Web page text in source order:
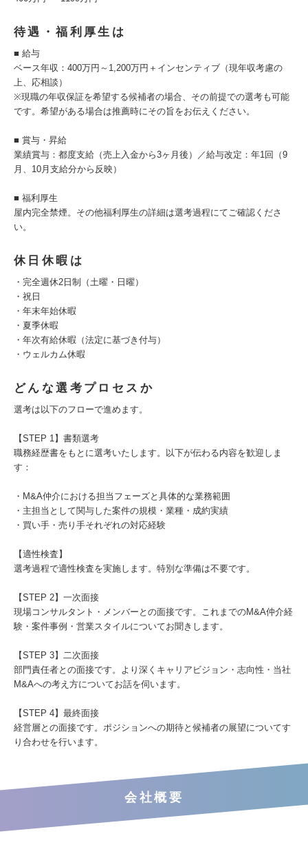
待遇・福利厚生は
■ 給与
ベース年収：400万円～1,200万円＋インセンティブ（現年収考慮の
上、応相談）
※現職の年収保証を希望する候補者の場合、その前提での選考も可能
です。希望がある場合は推薦時にその旨をお伝えください。
■ 賞与・昇給
業績賞与：都度支給（売上入金から3ヶ月後）／給与改定：年1回（9
月、10月支給分から反映）
■ 福利厚生
屋内完全禁煙。その他福利厚生の詳細は選考過程にてご確認くださ
い。
休日休暇は
・完全週休2日制（土曜・日曜）
・祝日
・年末年始休暇
・夏季休暇
・年次有給休暇（法定に基づき付与）
・ウェルカム休暇
どんな選考プロセスか
選考は以下のフローで進めます。
【STEP 1】書類選考
職務経歴書をもとに選考いたします。以下が伝わる内容を歓迎しま
す：
・M&A仲介における担当フェーズと具体的な業務範囲
・主担当として関与した案件の規模・業種・成約実績
・買い手・売り手それぞれの対応経験
【適性検査】
選考過程で適性検査を実施します。特別な準備は不要です。
【STEP 2】一次面接
現場コンサルタント・メンバーとの面接です。これまでのM&A仲介経
験・案件事例・営業スタイルについてお聞きします。
【STEP 3】二次面接
部門責任者との面接です。より深くキャリアビジョン・志向性・当社
M&Aへの考え方についてお話を伺います。
【STEP 4】最終面接
経営層との面接です。ポジションへの期待と候補者の展望についてす
り合わせを行います。
会社概要